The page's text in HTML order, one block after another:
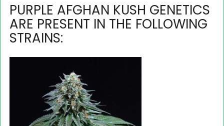
PURPLE AFGHAN KUSH GENETICS
ARE PRESENT IN THE FOLLOWING
STRAINS: